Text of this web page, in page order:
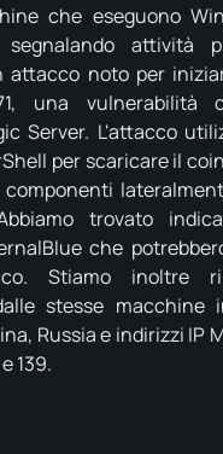
che eseguono
attività
attacco noto per
una vulnerabilità
Server. L'attacco
per scaricare il
trovato
che
Stiamo inoltre
stesse macchine
Russia e indirizzi IP
139.